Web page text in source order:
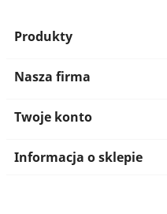
Produkty
Nasza firma
Twoje konto
Informacja o sklepie